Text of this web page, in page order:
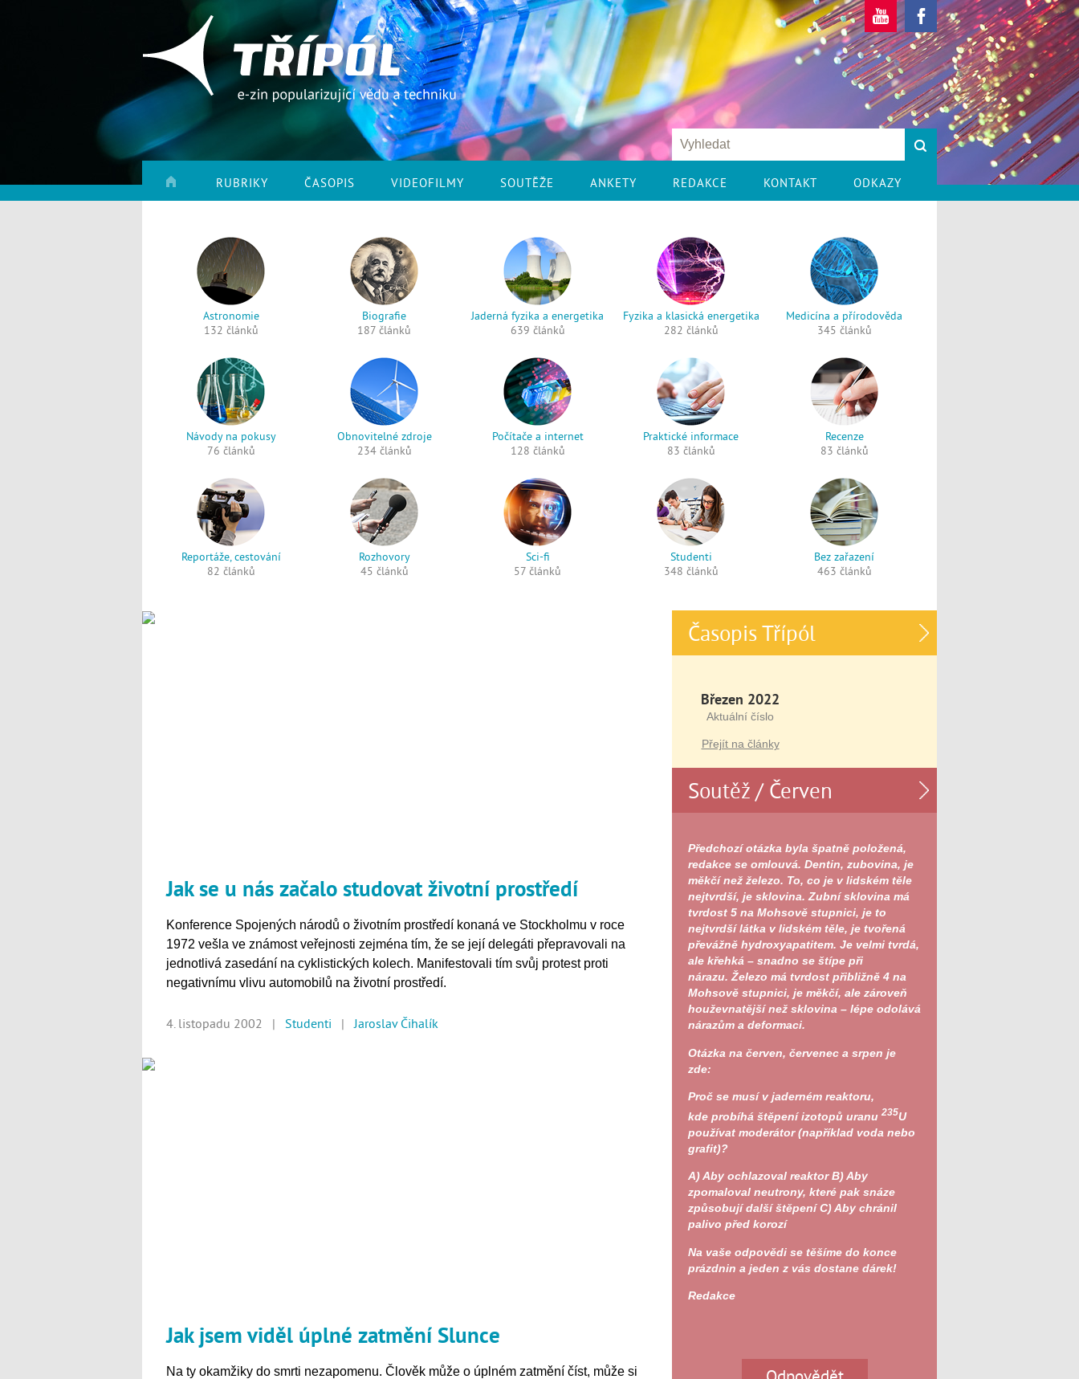
RUBRIKY ČASOPIS VIDEOFILMY SOUTĚŽE ANKETY REDAKCE KONTAKT ODKAZY
Astronomie
132 článků
Biografie
187 článků
Jaderná fyzika a energetika
639 článků
Fyzika a klasická energetika
282 článků
Medicína a přírodověda
345 článků
Návody na pokusy
76 článků
Obnovitelné zdroje
234 článků
Počítače a internet
128 článků
Praktické informace
83 článků
Recenze
83 článků
Reportáže, cestování
82 článků
Rozhovory
45 článků
Sci-fi
57 článků
Studenti
348 článků
Bez zařazení
463 článků
Jak se u nás začalo studovat životní prostředí
Konference Spojených národů o životním prostředí konaná ve Stockholmu v roce
1972 vešla ve známost veřejnosti zejména tím, že se její delegáti přepravovali na
jednotlivá zasedání na cyklistických kolech. Manifestovali tím svůj protest proti
negativnímu vlivu automobilů na životní prostředí.
4. listopadu 2002 | Studenti |Jaroslav Čihalík
Jak jsem viděl úplné zatmění Slunce
Na ty okamžiky do smrti nezapomenu. Člověk může o úplném zatmění číst, může si
Časopis Třípól
Březen 2022
Aktuální číslo
Přejít na články
Soutěž / Červen
Předchozí otázka byla špatně položená,
redakce se omlouvá. Dentin, zubovina, je
měkčí než železo. To, co je v lidském těle
nejtvrdší, je sklovina. Zubní sklovina má
tvrdost 5 na Mohsově stupnici, je to
nejtvrdší látka v lidském těle, je tvořená
převážně hydroxyapatitem. Je velmi tvrdá,
ale křehká – snadno se štípe při
nárazu. Železo má tvrdost přibližně 4 na
Mohsově stupnici, je měkčí, ale zároveň
houževnatější než sklovina – lépe odolává
nárazům a deformaci.
Otázka na červen, červenec a srpen je
zde:
Proč se musí v jaderném reaktoru,
kde probíhá štěpení izotopů uranu 235U
používat moderátor (například voda nebo
grafit)?
A)Aby ochlazoval reaktorB)Aby
zpomaloval neutrony, které pak snáze
způsobují další štěpeníC)Aby chránil
palivo před korozí
Na vaše odpovědi se těšíme do konce
prázdnin a jeden z vás dostane dárek!
Redakce